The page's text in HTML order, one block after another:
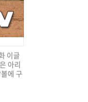
이글
아리
에 구